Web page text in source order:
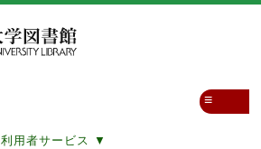
利用者サービス ▼
≡